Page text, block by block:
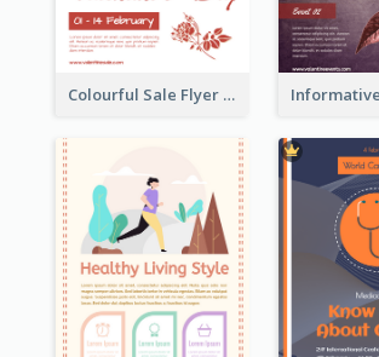
Colourful Sale Flyer Of Valentine Day With Photo